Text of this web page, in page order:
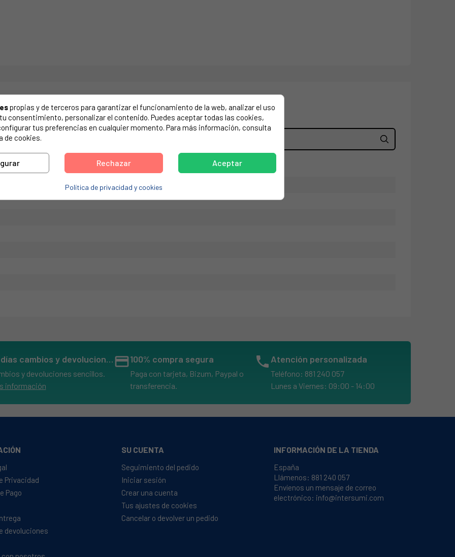
tu electrodoméstico. Suele estar formado por números y letras.
14 días cambios y devoluciones
y devoluciones sencillos.
información
credit_card100% compra segura
Paga con tarjeta, Bizum, Paypal o
transferencia.
phone Atención personalizada
Teléfono: 881 240 057
Lunes a Viernes: 09:00 - 14:00
Privacidad
Pago
devoluciones
SU CUENTA
Seguimiento del pedido
Iniciar sesión
Crear una cuenta
Tus ajustes de cookies
Cancelar o devolver un pedido
INFORMACIÓN DE LA TIENDA
España
Llámenos: 881 240 057
Envíenos un mensaje de correo
electrónico: info@intersumi.com
propias y de terceros para garantizar el funcionamiento de la web, analizar el uso
consentimiento, personalizar el contenido. Puedes aceptar todas las cookies,
tus preferencias en cualquier momento. Para más información, consulta
de cookies.
Rechazar Aceptar
Política de privacidad y cookies